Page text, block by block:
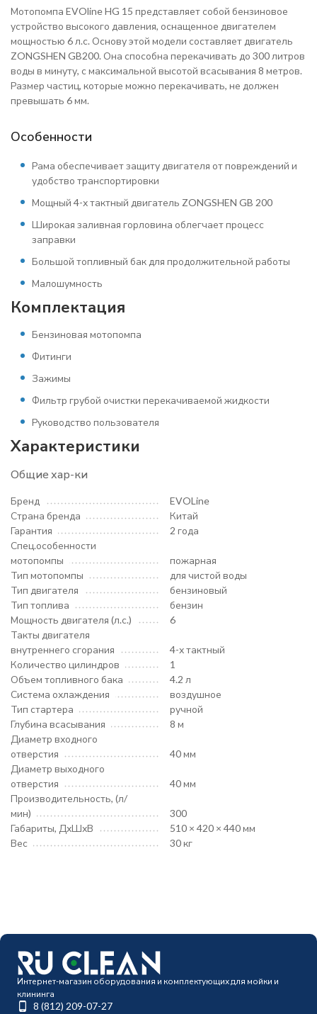
Мотопомпа EVOline HG 15 представляет собой бензиновое
устройство высокого давления, оснащенное двигателем
мощностью 6 л.с. Основу этой модели составляет двигатель
ZONGSHEN GB200. Она способна перекачивать до 300 литров
воды в минуту, с максимальной высотой всасывания 8 метров.
Размер частиц, которые можно перекачивать, не должен
превышать 6 мм.
Особенности
Рама обеспечивает защиту двигателя от повреждений и
удобство транспортировки
Мощный 4-х тактный двигатель ZONGSHEN GB 200
Широкая заливная горловина облегчает процесс
заправки
Большой топливный бак для продолжительной работы
Малошумность
Комплектация
Бензиновая мотопомпа
Фитинги
Зажимы
Фильтр грубой очистки перекачиваемой жидкости
Руководство пользователя
Характеристики
Общие хар-ки
Бренд
EVOLine
Страна бренда
Китай
Гарантия
2 года
Спец.особенности
мотопомпы
пожарная
Тип мотопомпы
для чистой воды
Тип двигателя
бензиновый
Тип топлива
бензин
Мощность двигателя (л.с.)
6
Такты двигателя
внутреннего сгорания
4-х тактный
Количество цилиндров
1
Объем топливного бака
4.2 л
Система охлаждения
воздушное
Тип стартера
ручной
Глубина всасывания
8 м
Диаметр входного
отверстия
40 мм
Диаметр выходного
отверстия
40 мм
Производительность, (л/
мин)
300
Габариты, ДхШхВ
510 × 420 × 440 мм
Вес
30 кг
Интернет-магазин оборудования и комплектующих для мойки и
клининга
8 (812) 209-07-27